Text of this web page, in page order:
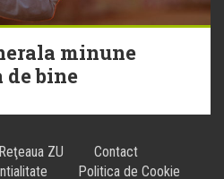
minune
de bine
Reţeaua ZU
Contact
Politica de Cookie